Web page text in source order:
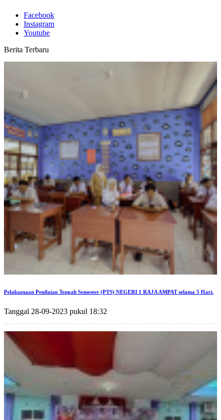
Facebook
Instagram
Youtube
Berita Terbaru
Pelaksanaan Penilaian Tengah Semester (PTS) NEGERI 1 RAJA AMPAT selama 5 Hari.
Tanggal 28-09-2023 pukul 18:32